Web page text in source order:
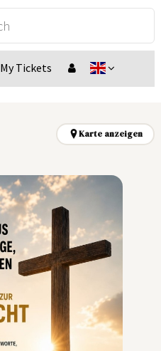
My Tickets
Karte anzeigen